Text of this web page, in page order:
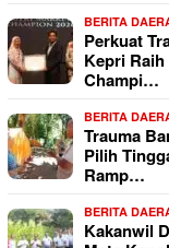
BERITA
Perkuat
Kepri
Champi…
BERITA
Trauma
Pilih
Ramp…
BERITA
Kakanwil